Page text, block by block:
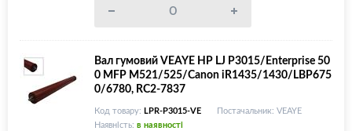
Вал гумовий VEAYE HP LJ P3015/Enterprise 50
0 MFP M521/525/Canon iR1435/1430/LBP675
0/6780, RC2-7837
Код товару: LPR-P3015-VE
Постачальник: VEAYE
Наявність: в наявності